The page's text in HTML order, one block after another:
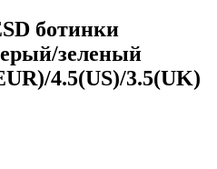
ботинки
зеленый
4.5(US)/3.5(UK)